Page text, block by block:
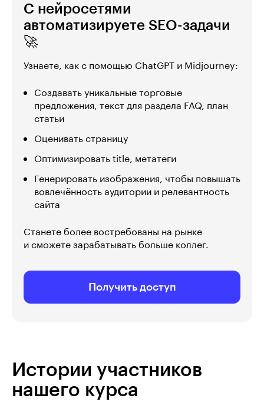
С нейросетями
автоматизируете SEO-задачи
🚀
Узнаете, как с помощью СhatGPT и Midjourney:
Создавать уникальные торговые
предложения, текст для раздела FAQ, план
статьи
Оценивать страницу
Оптимизировать title, метатеги
Генерировать изображения, чтобы повышать
вовлечённость аудитории и релевантность
сайта
Станете более востребованы на рынке
и сможете зарабатывать больше коллег.
Получить доступ
Истории участников
нашего курса